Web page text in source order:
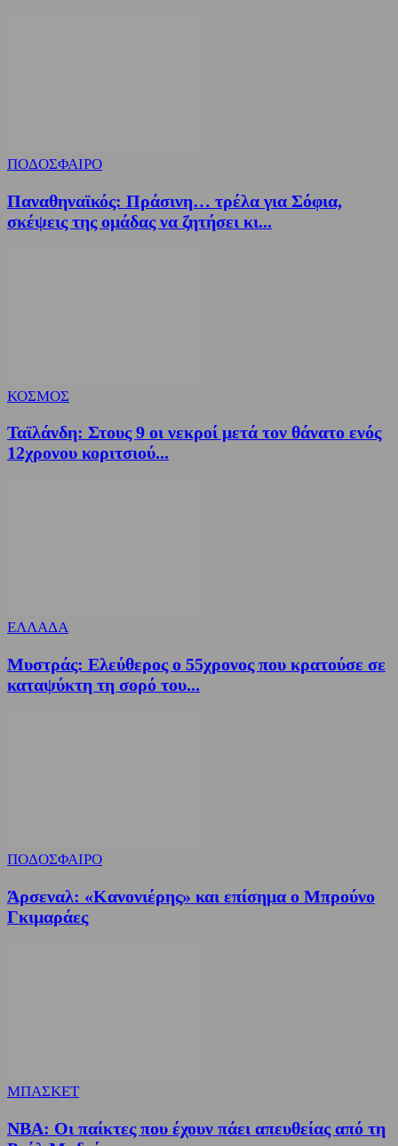
ΠΟΔΟΣΦΑΙΡΟ
Παναθηναϊκός: Πράσινη… τρέλα για Σόφια,
σκέψεις της ομάδας να ζητήσει κι...
ΚΟΣΜΟΣ
Ταϊλάνδη: Στους 9 οι νεκροί μετά τον θάνατο ενός
12χρονου κοριτσιού...
ΕΛΛΑΔΑ
Μυστράς: Ελεύθερος ο 55χρονος που κρατούσε σε
καταψύκτη τη σορό του...
ΠΟΔΟΣΦΑΙΡΟ
Άρσεναλ: «Κανονιέρης» και επίσημα ο Μπρούνο
Γκιμαράες
ΜΠΑΣΚΕΤ
NBA: Οι παίκτες που έχουν πάει απευθείας από τη